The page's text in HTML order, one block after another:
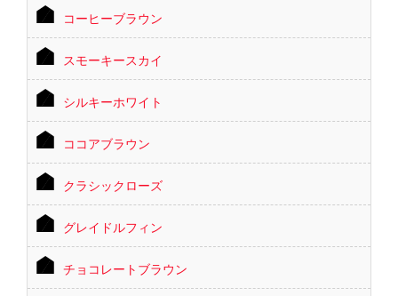
コーヒーブラウン
スモーキースカイ
シルキーホワイト
ココアブラウン
クラシックローズ
グレイドルフィン
チョコレートブラウン